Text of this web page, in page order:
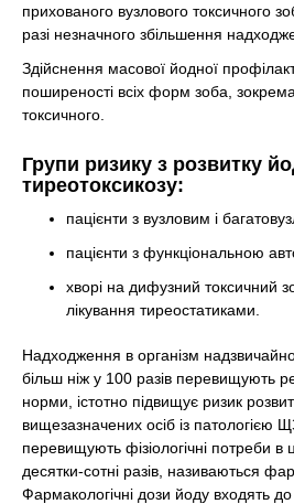
прихованого вузлового токсичного
разі незначного збільшення
Здійснення масової йодної
поширеності всіх форм зоба,
токсичного.
Групи ризику з розвитку
тиреотоксикозу:
пацієнти з вузловим і
пацієнти з функціональною
хворі на дифузний токсичний
лікування тиреостатиками.
Надходження в організм
більш ніж у 100 разів перевищують
норми, істотно підвищує ризик
вищезазначених осіб із патологією
перевищують фізіологічні потреби в
десятки-сотні разів, називаються
Фармакологічні дози йоду входять до